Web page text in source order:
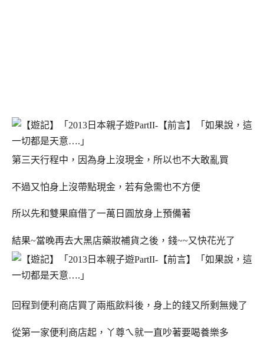
第三天行程中，因為身上沒現金，所以也不大敢亂買
不過又怕身上沒帶點現金，若有急需也不方便
所以先和雙果麻借了一萬日圓放身上預備著
結果~當晚再去大黑店藥妝補貨之後，錢~~又快花光了
回程到便利商店買了兩瓶飲料後，身上的錢又所剩無幾了
從第一家便利商店起，丫尊ㄟ就一直吵著要喝養樂多